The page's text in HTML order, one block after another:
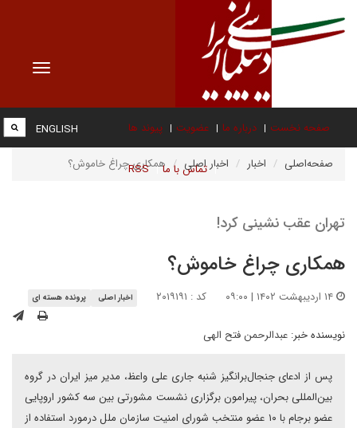
Toggle
صفحه نخست درباره ما عضویت پیوند ها
تماس با ما RSS
ENGLISH
صفحه‌اصلی اخبار اخبار اصلی همکاری چراغ خاموش؟
تهران عقب نشینی کرد!
همکاری چراغ خاموش؟
کد : ۲۰۱۹۱۹۱ اخبار اصلی پرونده هسته ای
نویسنده خبر: عبدالرحمن فتح الهی
پس از ادعای جنجال‌برانگیز شنبه جاری علی واعظ، مدیر میز ایران در گروه
بین‌المللی بحران، پیرامون برگزاری نشست مشورتی بین سه کشور اروپایی
عضو برجام با ۱۰ عضو منتخب شورای امنیت سازمان ملل درمورد استفاده از